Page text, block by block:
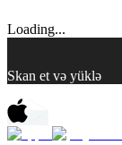
Loading...
Skan et və yüklə